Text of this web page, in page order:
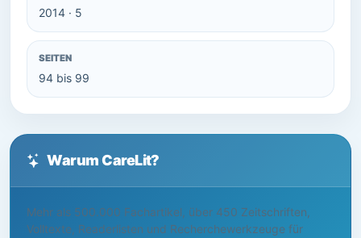
2014 · 5
SEITEN
94 bis 99
Warum CareLit?
Mehr als 500.000 Fachartikel, über 450 Zeitschriften,
Volltexte, Readerlisten und Recherchewerkzeuge für